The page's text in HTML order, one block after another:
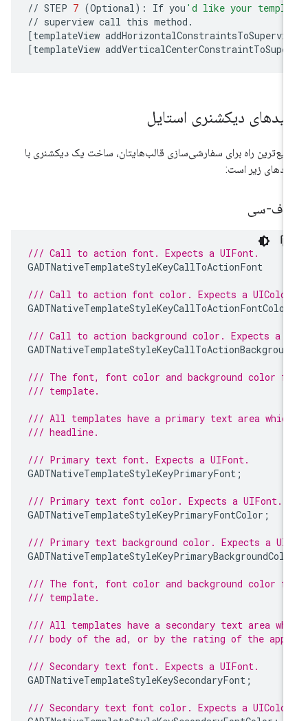
// STEP 7 (Optional ): If you 'd like your
// superview call this method
[templateView
[templateView
دیکشنری استایل
راه برای سفارشی‌سازی قالب‌هایتان، ساخت یک دیکشنری با
زیر است:
سی
/// Call to action font. Expects a UIFont.
GADTNativeTemplateStyleKeyCallToActionFont
/// Call to action font color. Expects a
GADTNativeTemplateStyleKeyCallToActionFontColor
/// Call to action background color. Expects a
/// The font, font color and background
/// template.
/// All templates have a primary text area
/// headline.
/// Primary text font. Expects a UIFont.
GADTNativeTemplateStyleKeyPrimaryFont
/// Primary text font color. Expects a UIFont.
GADTNativeTemplateStyleKeyPrimaryFontColor
/// Primary text background color. Expects a
/// The font, font color and background color
/// template.
/// All templates have a secondary text area
/// body of the ad, or by the rating of the app.
/// Secondary text font. Expects a UIFont.
GADTNativeTemplateStyleKeySecondaryFont
/// Secondary text font color. Expects a